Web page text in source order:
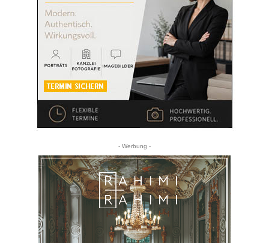
- Werbung -